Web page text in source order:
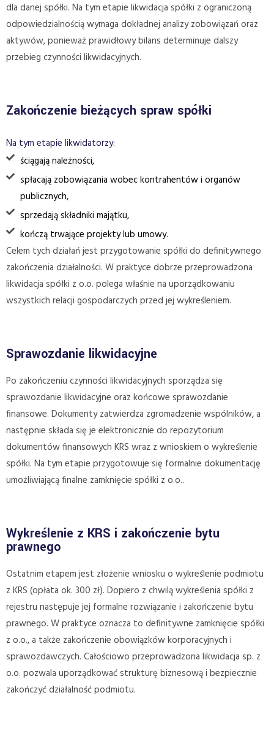
dla danej spółki. Na tym etapie likwidacja spółki z ograniczoną
odpowiedzialnością wymaga dokładnej analizy zobowiązań oraz
aktywów, ponieważ prawidłowy bilans determinuje dalszy
przebieg czynności likwidacyjnych.
Zakończenie bieżących spraw spółki
Na tym etapie likwidatorzy:
ściągają należności,
spłacają zobowiązania wobec kontrahentów i organów
publicznych,
sprzedają składniki majątku,
kończą trwające projekty lub umowy.
Celem tych działań jest przygotowanie spółki do definitywnego
zakończenia działalności. W praktyce dobrze przeprowadzona
likwidacja spółki z o.o. polega właśnie na uporządkowaniu
wszystkich relacji gospodarczych przed jej wykreśleniem.
Sprawozdanie likwidacyjne
Po zakończeniu czynności likwidacyjnych sporządza się
sprawozdanie likwidacyjne oraz końcowe sprawozdanie
finansowe. Dokumenty zatwierdza zgromadzenie wspólników, a
następnie składa się je elektronicznie do repozytorium
dokumentów finansowych KRS wraz z wnioskiem o wykreślenie
spółki. Na tym etapie przygotowuje się formalnie dokumentację
umożliwiającą finalne zamknięcie spółki z o.o..
Wykreślenie z KRS i zakończenie bytu
prawnego
Ostatnim etapem jest złożenie wniosku o wykreślenie podmiotu
z KRS (opłata ok. 300 zł). Dopiero z chwilą wykreślenia spółki z
rejestru następuje jej formalne rozwiązanie i zakończenie bytu
prawnego. W praktyce oznacza to definitywne zamknięcie spółki
z o.o., a także zakończenie obowiązków korporacyjnych i
sprawozdawczych. Całościowo przeprowadzona likwidacja sp. z
o.o. pozwala uporządkować strukturę biznesową i bezpiecznie
zakończyć działalność podmiotu.